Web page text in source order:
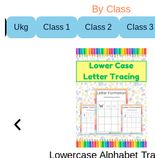
By Class
Ukg Class 1 Class 2 Class 3
Lowercase Alphabet